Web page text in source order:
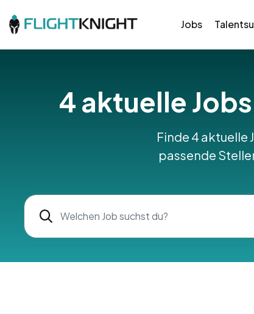
Jobs
4 aktuelle
Finde 4 aktuelle
passende